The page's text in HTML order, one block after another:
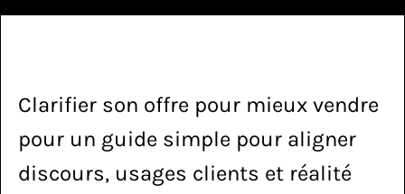
Clarifier son offre pour mieux vendre
pour un guide simple pour aligner
discours, usages clients et réalité